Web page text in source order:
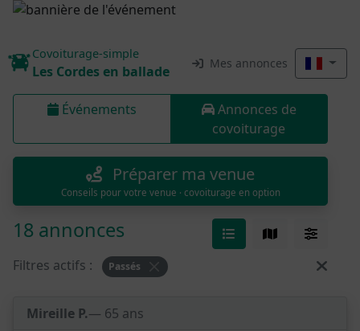
Covoiturage-simple
Les Cordes en ballade Mes annonces
Événements
Annonces de
covoiturage
Préparer ma venue
Conseils pour votre venue · covoiturage en option
18 annonces
Filtres actifs : Passés
Mireille P.— 65 ans